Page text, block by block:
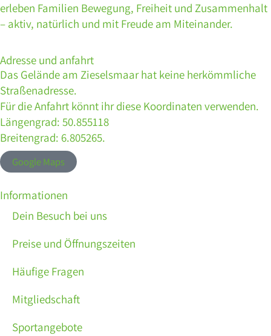
erleben Familien Bewegung, Freiheit und Zusammenhalt
– aktiv, natürlich und mit Freude am Miteinander.
Adresse und anfahrt
Das Gelände am Zieselsmaar hat keine herkömmliche
Straßenadresse.
Für die Anfahrt könnt ihr diese Koordinaten verwenden.
Längengrad: 50.855118
Breitengrad: 6.805265.
Google Maps
Informationen
Dein Besuch bei uns
Preise und Öffnungszeiten
Häufige Fragen
Mitgliedschaft
Sportangebote